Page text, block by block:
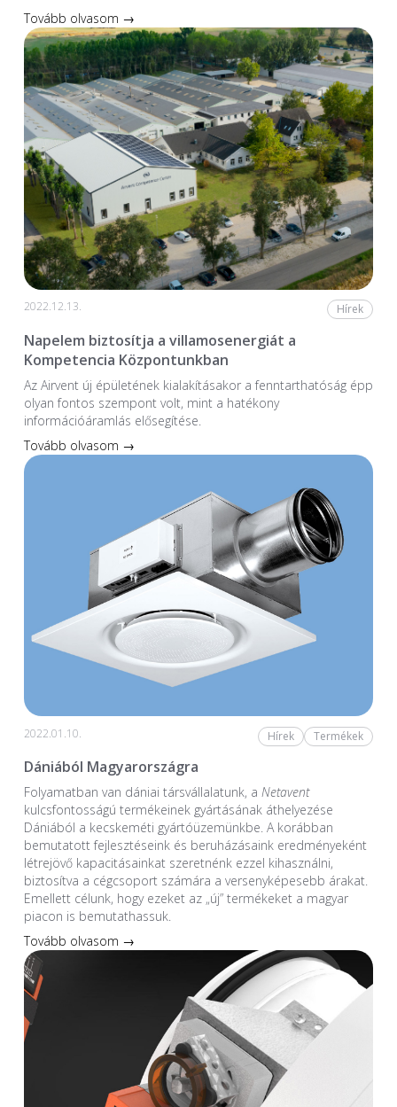
Tovább olvasom →
2022.12.13. Hírek
Napelem biztosítja a villamosenergiát a
Kompetencia Központunkban
Az Airvent új épületének kialakításakor a fenntarthatóság épp
olyan fontos szempont volt, mint a hatékony
információáramlás elősegítése.
Tovább olvasom →
2022.01.10. Hírek Termékek
Dániából Magyarországra
Folyamatban van dániai társvállalatunk, a Netavent
kulcsfontosságú termékeinek gyártásának áthelyezése
Dániából a kecskeméti gyártóüzemünkbe. A korábban
bemutatott fejlesztéseink és beruházásaink eredményeként
létrejövő kapacitásainkat szeretnénk ezzel kihasználni,
biztosítva a cégcsoport számára a versenyképesebb árakat.
Emellett célunk, hogy ezeket az „új” termékeket a magyar
piacon is bemutathassuk.
Tovább olvasom →